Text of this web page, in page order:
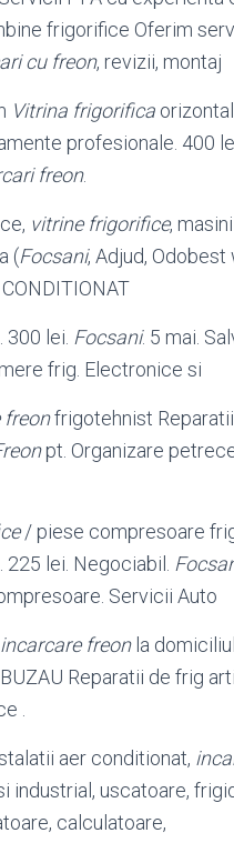
frigorifice Oferim
cu freon, revizii, montaj
Vitrina frigorifica
profesionale. 400
freon.
vitrine frigorifice,
(Focsani, Adjud,
lei. Focsani. 5 mai.
frig. Electronice si
freonfrigotehnist Reparatii
pt. Organizare
/ piese compresoare
lei. Negociabil.
Servicii Auto
incarcare freonla
Reparatii de frig
.
aer conditionat,
industrial, uscatoare,
calculatoare,